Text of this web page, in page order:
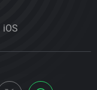
iOS